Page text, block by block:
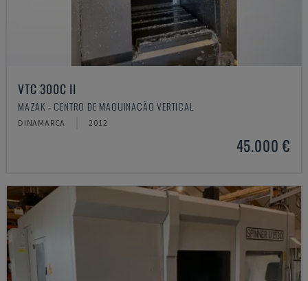
VTC 300C II
MAZAK - CENTRO DE MAQUINAÇÃO VERTICAL
DINAMARCA 2012
45.000 €